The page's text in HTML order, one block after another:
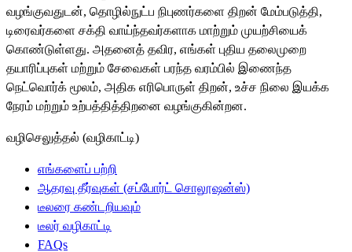
வழங்குவதுடன், தொழில்நுட்ப நிபுணர்களை திறன் மேம்படுத்தி,
டிரைவர்களை சக்தி வாய்ந்தவர்களாக மாற்றும் முயற்சியைக்
கொண்டுள்ளது. அதனைத் தவிர, எங்கள் புதிய தலைமுறை
தயாரிப்புகள் மற்றும் சேவைகள் பரந்த வரம்பில் இணைந்த
நெட்வொர்க் மூலம், அதிக எரிபொருள் திறன், உச்ச நிலை இயக்க
நேரம் மற்றும் உற்பத்தித்திறனை வழங்குகின்றன.
வழிசெலுத்தல் (வழிகாட்டி)
எங்களைப் பற்றி
ஆதரவு தீர்வுகள் (சப்போர்ட் சொலூஷன்ஸ்)
டீலரை கண்டறியவும்
டீலர் வழிகாட்டி
FAQs